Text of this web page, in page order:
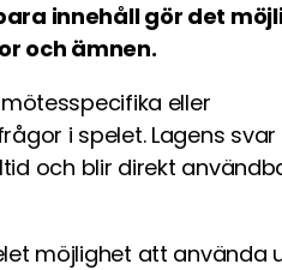
innehåll gör det
och ämnen.
eller
i spelet. Lagens svar
och blir direkt
möjlighet att använda